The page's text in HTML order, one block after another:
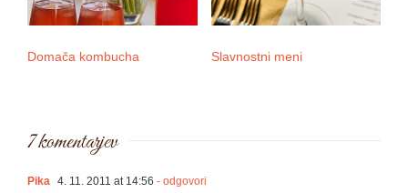
Domača kombucha Slavnostni meni
7 komentarjev
Pika 4. 11. 2011 at 14:56 - odgovori